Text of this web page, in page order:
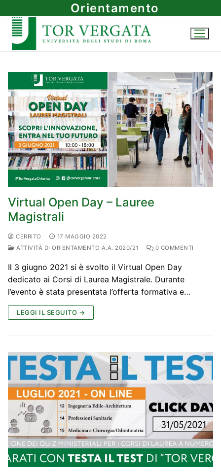
al
contenuto
Orientamento
Virtual Open Day – Lauree
Magistrali
CERRITO
17 MAGGIO 2022
ATTIVITÀ DI ORIENTAMENTO A.A. 2020/21
0 COMMENTI
Il 3 giugno 2021 si è svolto il Virtual Open Day
dedicato ai Corsi di Laurea Magistrale. Durante
l’evento è stata presentata l’offerta formativa e…
LEGGI IL SEGUITO →